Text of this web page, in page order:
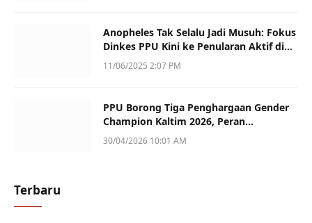
Anopheles Tak Selalu Jadi Musuh: Fokus
Dinkes PPU Kini ke Penularan Aktif di
Sotek
11/06/2025 2:07 PM
PPU Borong Tiga Penghargaan Gender
Champion Kaltim 2026, Peran
Perempuan Jadi Sorotan
30/04/2026 10:01 AM
Terbaru